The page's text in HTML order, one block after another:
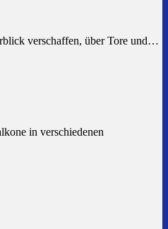
verschaffen, über Tore und…
in verschiedenen